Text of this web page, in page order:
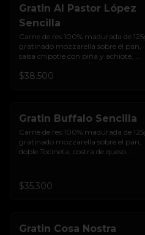
Gratin Al Pastor López
Sencilla
Carne de res 100% madurada de
gratinado mozzarella sobre el pan,
salsa chipotle con piña y achiote,
crujiente, cilantro, cebolla encurtida,
$38.500
Gratin Buffalo Sencilla
Carne de res 100% madurada de
gratinado mozzarella sobre el pan,
doble Tocineta, costra de queso
levemente picante y pan brioche
sellado.
$35.300
Gratin Cosa Nostra